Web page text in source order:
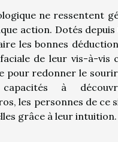
ne ressentent
action. Dotés
les bonnes
de leur vis-à-vis
pour redonner le
à
les personnes de
grâce à leur intuition.